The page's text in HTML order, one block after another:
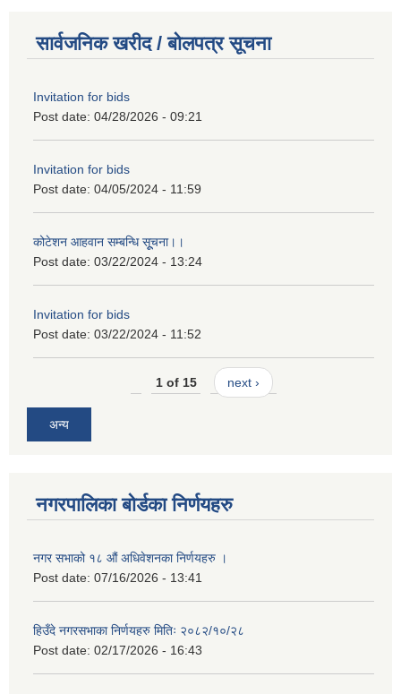
सार्वजनिक खरीद / बोलपत्र सूचना
Invitation for bids
Post date: 04/28/2026 - 09:21
Invitation for bids
Post date: 04/05/2024 - 11:59
कोटेशन आहवान सम्बन्धि सूूचना।।
Post date: 03/22/2024 - 13:24
Invitation for bids
Post date: 03/22/2024 - 11:52
1 of 15 next ›
अन्य
नगरपालिका बोर्डका निर्णयहरु
नगर सभाको १८ औं अधिवेशनका निर्णयहरु ।
Post date: 07/16/2026 - 13:41
हिउँदे नगरसभाका निर्णयहरु मितिः २०८२/१०/२८
Post date: 02/17/2026 - 16:43